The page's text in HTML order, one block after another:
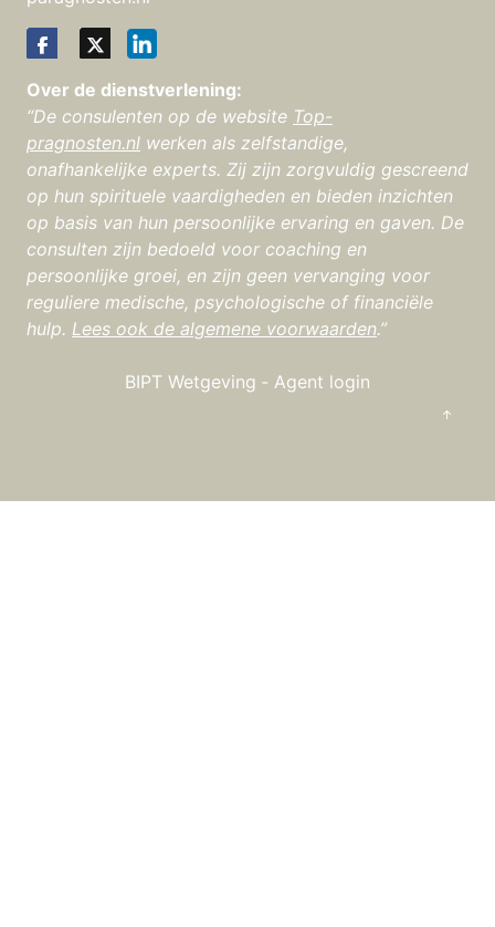
Over de dienstverlening:
“De consulenten op de website Top-
pragnosten.nl werken als zelfstandige,
onafhankelijke experts. Zij zijn zorgvuldig gescreend
op hun spirituele vaardigheden en bieden inzichten
op basis van hun persoonlijke ervaring en gaven. De
consulten zijn bedoeld voor coaching en
persoonlijke groei, en zijn geen vervanging voor
reguliere medische, psychologische of financiële
hulp. Lees ook de algemene voorwaarden.”
BIPT Wetgeving ‐ Agent login